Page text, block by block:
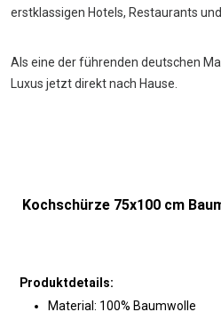
erstklassigen Hotels, Restaurants
Als eine der führenden deutschen
Luxus jetzt direkt nach Hause.
Kochschürze 75x100 cm
Produktdetails:
Material: 100% Baumwolle